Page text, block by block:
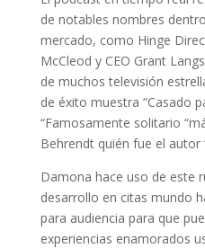
de notables nombres
mercado, como Hinge
McCleod y CEO Grant
de muchos televisión
de éxito muestra “Casado
“Famosamente solitario
Behrendt quién fue el autor
Damona hace uso de este
desarrollo en citas mundo
para audiencia para que
experiencias enamorados